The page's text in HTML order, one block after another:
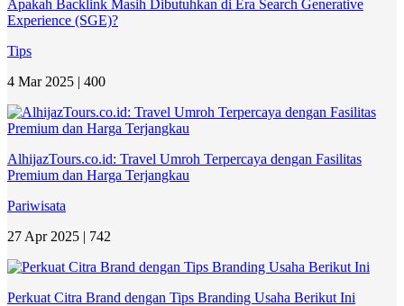
Apakah Backlink Masih Dibutuhkan di Era Search Generative
Experience (SGE)?
Tips
4 Mar 2025 | 400
AlhijazTours.co.id: Travel Umroh Terpercaya dengan Fasilitas
Premium dan Harga Terjangkau
Pariwisata
27 Apr 2025 | 742
Perkuat Citra Brand dengan Tips Branding Usaha Berikut Ini